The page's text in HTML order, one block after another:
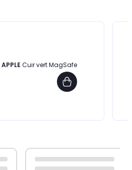
APPLE Cuir vert MagSafe